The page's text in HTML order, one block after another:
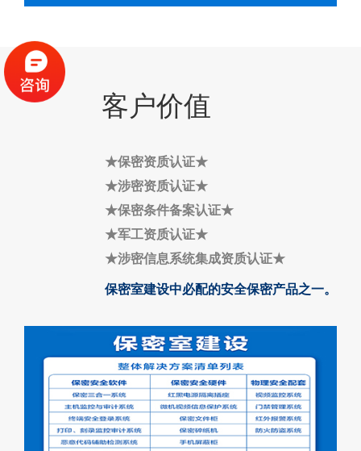
客户价值
★保密资质认证★
★涉密资质认证★
★保密条件备案认证★
★军工资质认证★
★涉密信息系统集成资质认证★
保密室建设中必配的安全保密产品之一。